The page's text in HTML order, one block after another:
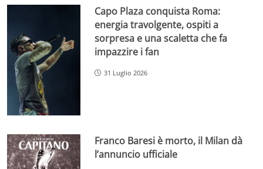
Capo Plaza conquista Roma:
energia travolgente, ospiti a
sorpresa e una scaletta che fa
impazzire i fan
31 Luglio 2026
Franco Baresi è morto, il Milan dà
l’annuncio ufficiale